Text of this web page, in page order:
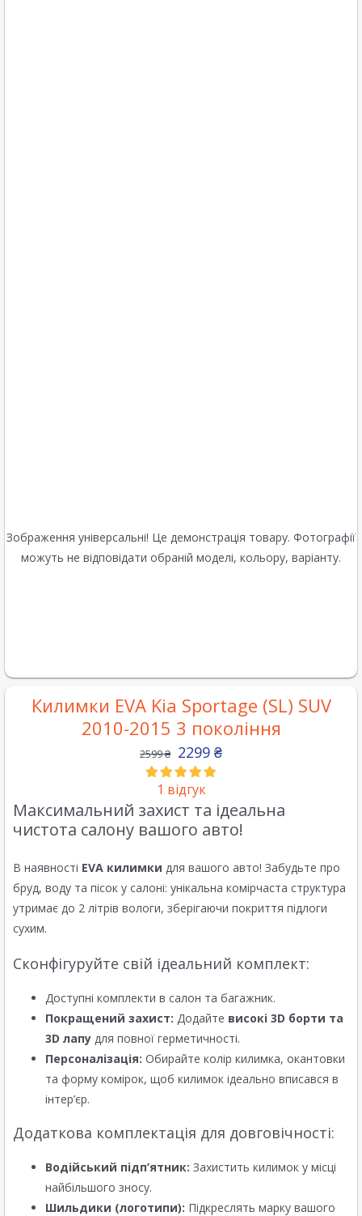
Зображення універсальні! Це демонстрація товару. Фотографії
можуть не відповідати обраній моделі, кольору, варіанту.
Килимки EVA Kia Sportage (SL) SUV
2010-2015 3 покоління
2599₴ 2299 ₴
1 відгук
Максимальний захист та ідеальна
чистота салону вашого авто!
В наявності EVA килимки для вашого авто! Забудьте про
бруд, воду та пісок у салоні: унікальна комірчаста структура
утримає до 2 літрів вологи, зберігаючи покриття підлоги
сухим.
Сконфігуруйте свій ідеальний комплект:
Доступні комплекти в салон та багажник.
Покращений захист: Додайте високі 3D борти та
3D лапу для повної герметичності.
Персоналізація: Обирайте колір килимка, окантовки
та форму комірок, щоб килимок ідеально вписався в
інтер’єр.
Додаткова комплектація для довговічності:
Водійський підп’ятник: Захистить килимок у місці
найбільшого зносу.
Шильдики (логотипи): Підкреслять марку вашого